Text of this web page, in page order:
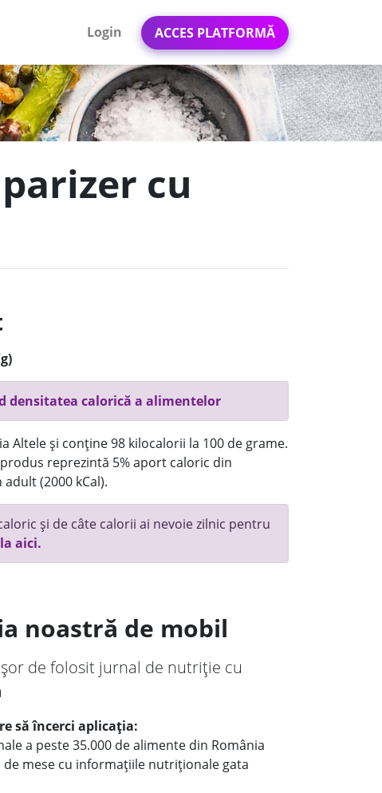
Login ACCES PLATFORMĂ
cu
densitatea calorică a alimentelor
Altele și conține 98 kilocalorii la 100 de grame.
reprezintă 5% aport caloric din
(2000 kCal).
și de câte calorii ai nevoie zilnic pentru
aici.
noastră de mobil
de folosit jurnal de nutriție cu
să încerci aplicația:
a peste 35.000 de alimente din România
de mese cu informațiile nutriționale gata